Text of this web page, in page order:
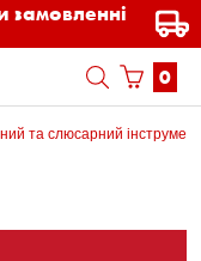
замовленні
0
та слюсарний інструмент